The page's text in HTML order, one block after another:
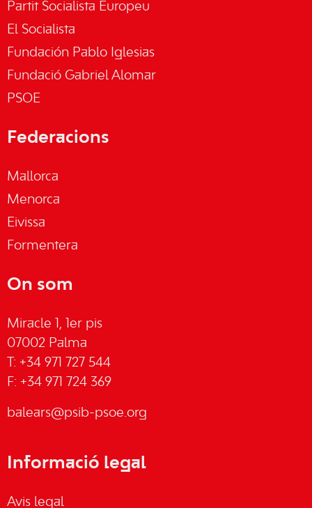
Partit Socialista Europeu
El Socialista
Fundación Pablo Iglesias
Fundació Gabriel Alomar
PSOE
Federacions
Mallorca
Menorca
Eivissa
Formentera
On som
Miracle 1, 1er pis
07002 Palma
T: +34 971 727 544
F: +34 971 724 369
balears@psib-psoe.org
Informació legal
Avis legal